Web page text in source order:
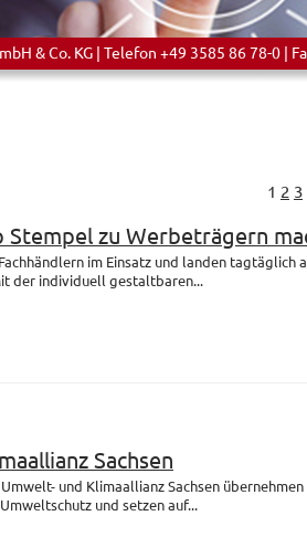
& Co. KG | Telefon +49 3585 86 78-0 |
1 2 3
zu Werbeträgern
im Einsatz und landen tagtäglich
der individuell gestaltbaren...
Sachsen
und Klimaallianz Sachsen
und setzen auf...